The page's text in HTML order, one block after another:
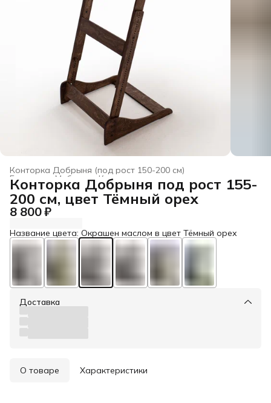
Конторка Добрыня (под рост 150-200 см)
Конторки для взрослых
Мебель ›
Главная
Конторка Добрыня под рост 155-
200 см, цвет Тёмный орех
8 800 ₽
Название цвета: Окрашен маслом в цвет Тёмный орех
Доставка
О товаре Характеристики